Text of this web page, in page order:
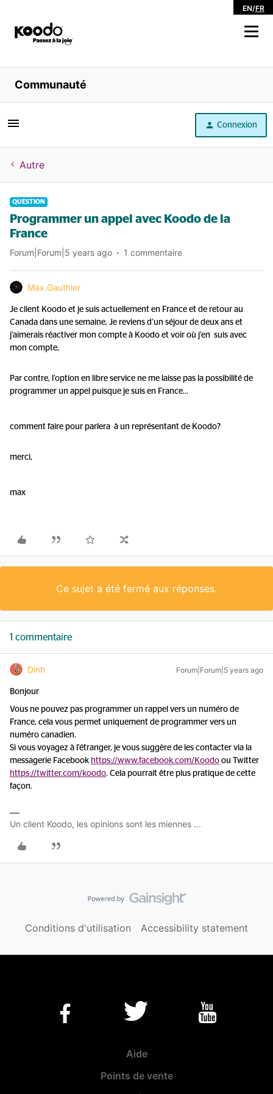
EN/FR
Magasiner
Libre service
Aide
Communauté
Connexion
Autre
QUESTION
Programmer un appel avec Koodo de la
France
Forum|Forum|5 years ago 1 commentaire
Max.Gauthier
Je client Koodo et je suis actuellement en France et de retour au
Canada dans une semaine, Je reviens d’un séjour de deux ans et
j’aimerais réactiver mon compte à Koodo et voir où j’en suis avec
mon compte,
Par contre, l’option en libre service ne me laisse pas la possibilité de
programmer un appel puisque je suis en France...
comment faire pour parlera à un représentant de Koodo?
merci,
max
Ce sujet a été fermé aux réponses.
1 commentaire
Dinh Forum|Forum|5 years ago
Bonjour
Vous ne pouvez pas programmer un rappel vers un numéro de
France, cela vous permet uniquement de programmer vers un
numéro canadien.
Si vous voyagez à l'étranger, je vous suggère de les contacter via la
messagerie Facebook https://www.facebook.com/Koodo ou Twitter
https://twitter.com/koodo. Cela pourrait être plus pratique de cette
façon.
Un client Koodo, les opinions sont les miennes ...
Conditions d'utilisation Accessibility statement
Aide
Points de vente